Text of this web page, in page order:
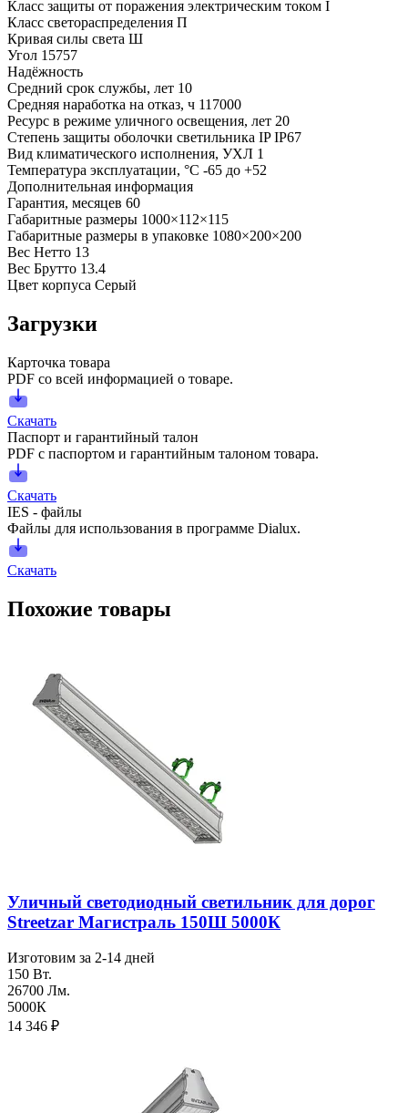
Класс защиты от поражения электрическим током I
Класс светораспределения П
Кривая силы света Ш
Угол 15757
Надёжность
Средний срок службы, лет 10
Средняя наработка на отказ, ч 117000
Ресурс в режиме уличного освещения, лет 20
Степень защиты оболочки светильника IP IP67
Вид климатического исполнения, УХЛ 1
Температура эксплуатации, °С -65 до +52
Дополнительная информация
Гарантия, месяцев 60
Габаритные размеры 1000×112×115
Габаритные размеры в упаковке 1080×200×200
Вес Нетто 13
Вес Брутто 13.4
Цвет корпуса Серый
Загрузки
Карточка товара
PDF со всей информацией о товаре.
Скачать
Паспорт и гарантийный талон
PDF с паспортом и гарантийным талоном товара.
Скачать
IES - файлы
Файлы для использования в программе Dialux.
Скачать
Похожие товары
Уличный светодиодный светильник для дорог
Streetzar Магистраль 150Ш 5000К
Изготовим за 2-14 дней
150 Вт.
26700 Лм.
5000К
14 346 ₽